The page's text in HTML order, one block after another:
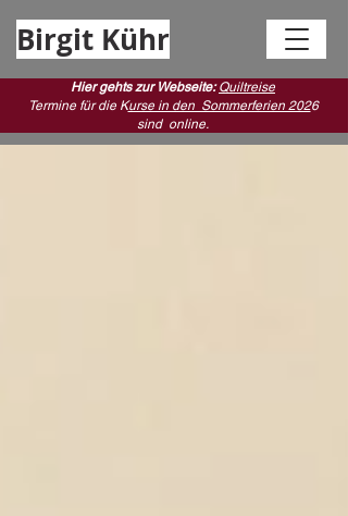
Birgit Kühr
Hier gehts zur Webseite:Quiltreise
Termine für die Kurse in den Sommerferien 2026
sind online.